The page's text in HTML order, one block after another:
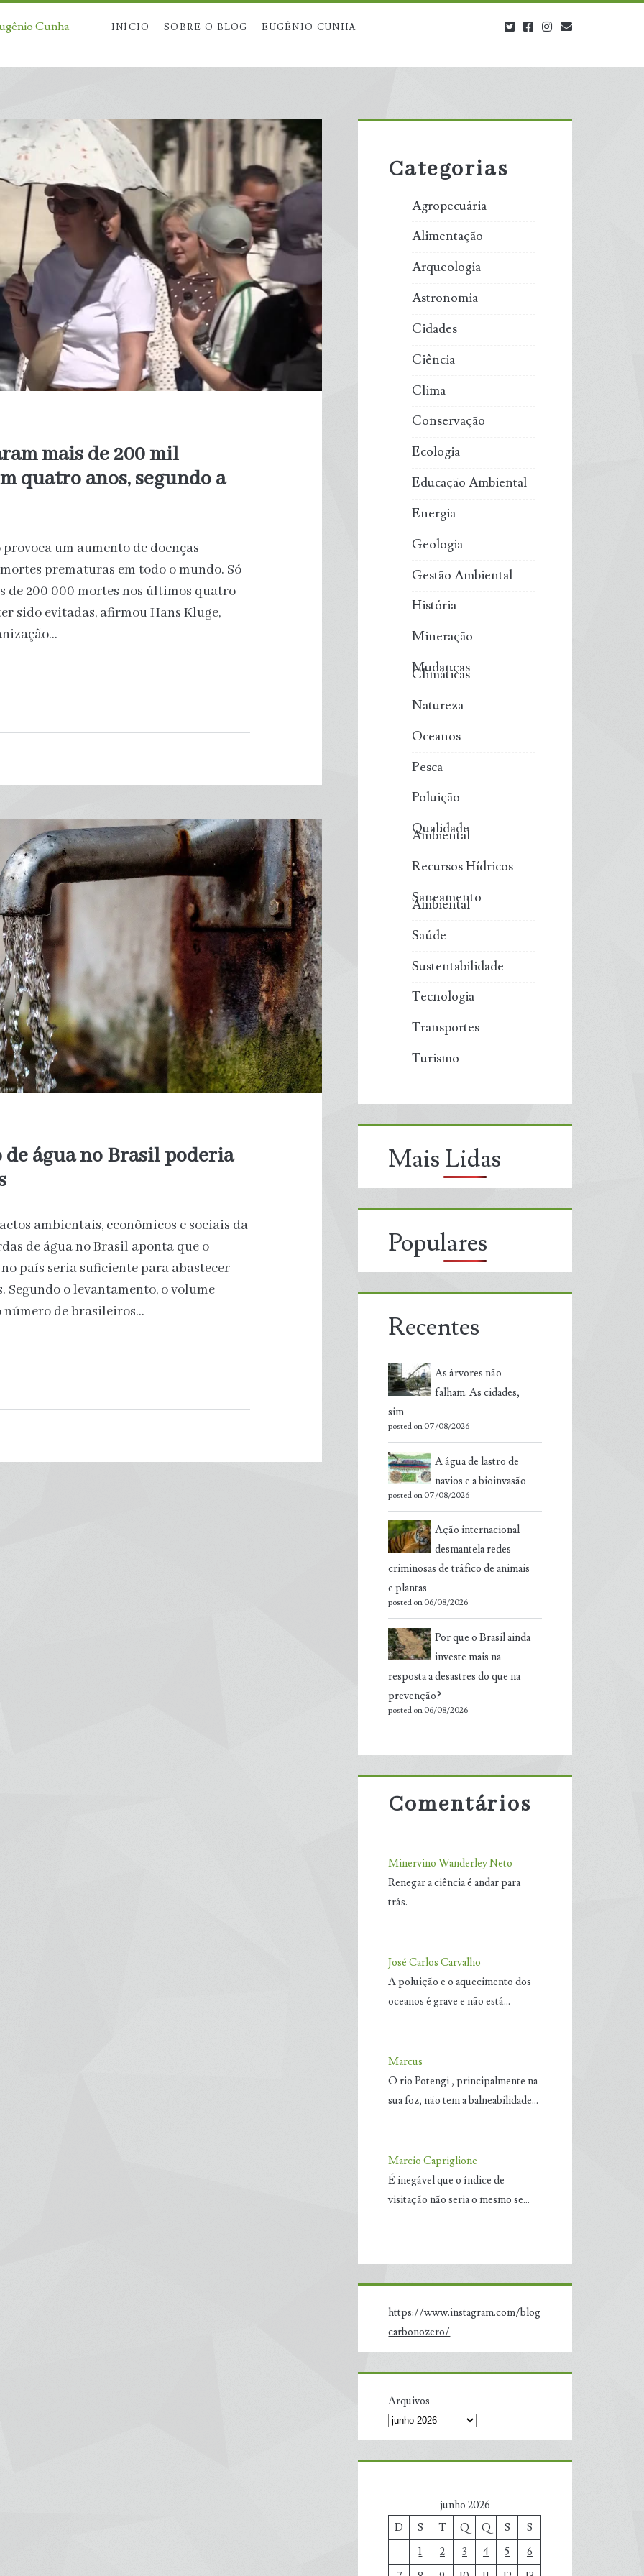
Cunha INÍCIO SOBRE O BLOG EUGÊNIO CUNHA twitterfacebookinstagram
mais de 200 mil
quatro anos, segundo a
um aumento de doenças
prematuras em todo o mundo. Só
de 200 000 mortes nos últimos quatro
sido evitadas, afirmou Hans Kluge,
água no Brasil poderia
ambientais, econômicos e sociais da
de água no Brasil aponta que o
país seria suficiente para abastecer
Segundo o levantamento, o volume
número de brasileiros…
Sidebar
Categorias
Agropecuária
Alimentação
Arqueologia
Astronomia
Cidades
Ciência
Clima
Conservação
Ecologia
Educação Ambiental
Energia
Geologia
Gestão Ambiental
História
Mineração
Mudanças
Climáticas
Natureza
Oceanos
Pesca
Poluição
Qualidade
Ambiental
Recursos Hídricos
Saneamento
Ambiental
Saúde
Sustentabilidade
Tecnologia
Transportes
Turismo
Mais Lidas
Populares
Recentes
As árvores não
falham. As cidades,
sim
posted on 07/08/2026
A água de lastro de
navios e a bioinvasão
posted on 07/08/2026
Ação internacional
desmantela redes
criminosas de tráfico de animais
e plantas
posted on 06/08/2026
Por que o Brasil ainda
investe mais na
resposta a desastres do que na
prevenção?
posted on 06/08/2026
Comentários
Minervino Wanderley Neto
Renegar a ciência é andar para
trás.
José Carlos Carvalho
A poluição e o aquecimento dos
oceanos é grave e não está…
Marcus
O rio Potengi , principalmente na
sua foz, não tem a balneabilidade…
Marcio Capriglione
É inegável que o índice de
visitação não seria o mesmo se…
https://www.instagram.com/blog
carbonozero/
Arquivos
junho 2026
D
S T Q Q S
S
1
2 3 4 5
6